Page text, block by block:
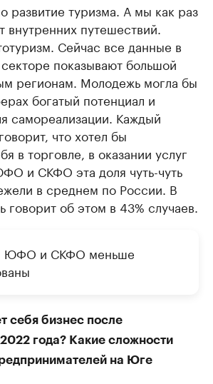
развитие туризма. А мы как раз
внутренних путешествий.
Сейчас все данные в
показывают большой
регионам. Молодежь могла бы
богатый потенциал и
самореализации. Каждый
что хотел бы
в торговле, в оказании услуг
и СКФО эта доля чуть-чуть
в среднем по России. В
говорит об этом в 43% случаев.
ЮФО и СКФО меньше
себя бизнес после
года? Какие сложности
на Юге